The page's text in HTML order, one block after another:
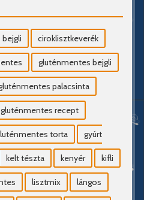
bejgli ciroklisztkeverék
gluténmentes bejgli
palacsinta
gluténmentes recept
torta gyúrt
kelt tészta kenyér kifli
lisztmix lángos